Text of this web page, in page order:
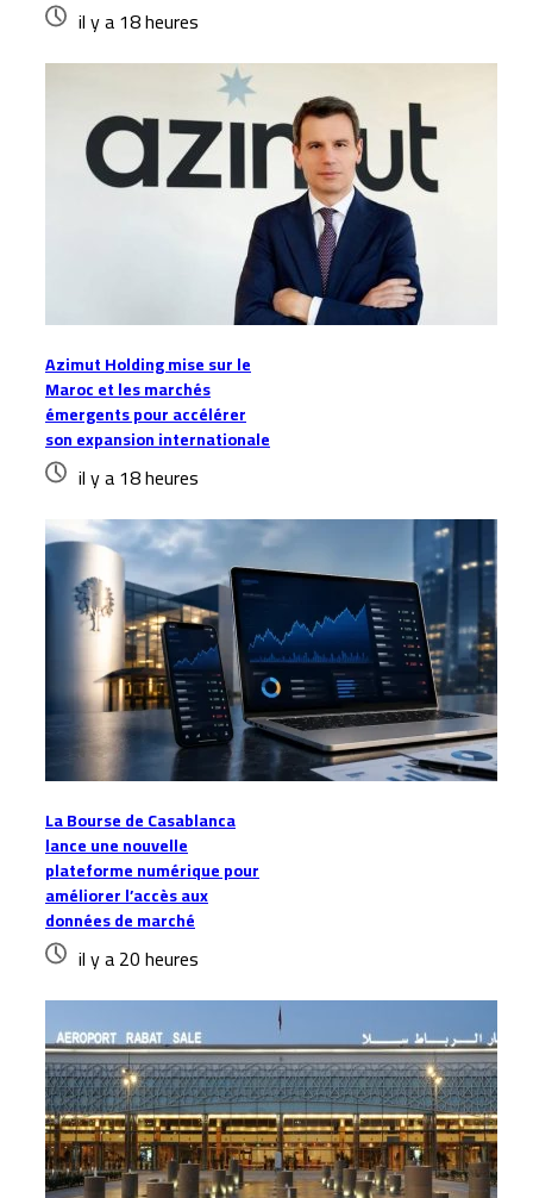
il y a 18 heures
Azimut Holding mise sur le
Maroc et les marchés
émergents pour accélérer
son expansion internationale
il y a 18 heures
La Bourse de Casablanca
lance une nouvelle
plateforme numérique pour
améliorer l’accès aux
données de marché
il y a 20 heures